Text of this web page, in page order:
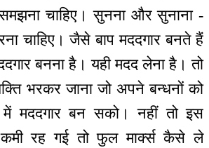
चाहिए। सुनना और सुनाना -
चाहिए। जैसे बाप मददगार बनते हैं
बनना है। यही मदद लेना है। तो
भरकर जाना जो अपने बन्धनों को
में मददगार बन सको। नहीं तो इस
रह गई तो फुल मार्क्स कैसे ले